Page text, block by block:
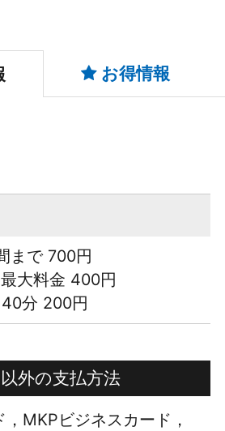
お得情報
まで 700円
大料金 400円
分 200円
外の支払方法
MKPビジネスカード，